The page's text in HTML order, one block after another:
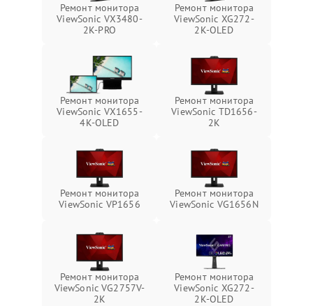
Ремонт монитора
ViewSonic VX3480-
2K-PRO
Ремонт монитора
ViewSonic XG272-
2K-OLED
Ремонт монитора
ViewSonic VX1655-
4K-OLED
Ремонт монитора
ViewSonic TD1656-
2K
Ремонт монитора
ViewSonic VP1656
Ремонт монитора
ViewSonic VG1656N
Ремонт монитора
ViewSonic VG2757V-
2K
Ремонт монитора
ViewSonic XG272-
2K-OLED